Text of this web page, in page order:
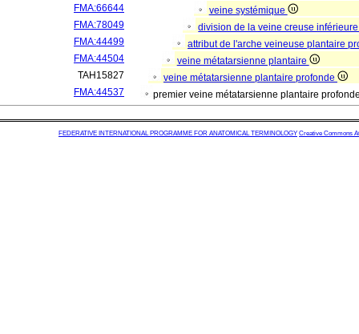
FMA:66644
veine systémique
FMA:78049
division de la veine creuse
FMA:44499
attribut de l'arche veineuse plantaire
FMA:44504
veine métatarsienne plantaire
TAH15827
veine métatarsienne plantaire profonde
FMA:44537
premier veine métatarsienne plantaire
FEDERATIVE INTERNATIONAL PROGRAMME FOR ANATOMICAL TERMINOLOGY Creative Commons